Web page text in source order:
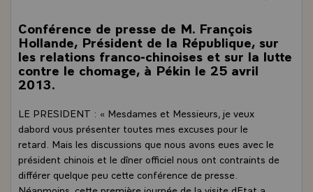
Conférence de presse de M. François
Hollande, Président de la République, sur
les relations franco-chinoises et sur la lutte
contre le chomage, à Pékin le 25 avril
2013.
LE PRESIDENT : « Mesdames et Messieurs, je veux
dabord vous présenter toutes mes excuses pour le
retard. Mais les discussions que nous avons eues avec le
président chinois et le dîner officiel nous ont contraints de
différer quelque peu cette conférence de presse.
Néanmoins, cette première journée de la visite dEtat a